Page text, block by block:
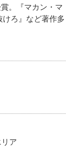
。『マカン・マ
けろ』など著作多
ア